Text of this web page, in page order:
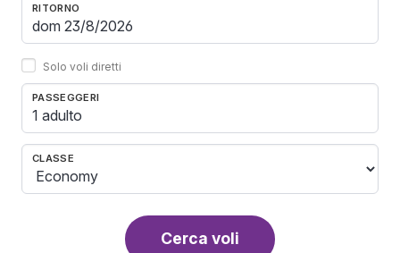
RITORNO
Solo voli diretti
PASSEGGERI
1 adulto
CLASSE
Cerca voli